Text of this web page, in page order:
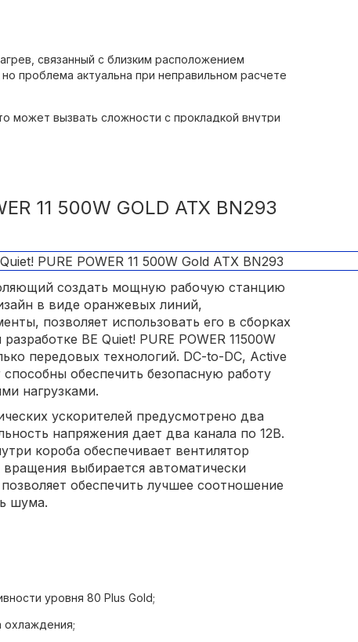
от нагрузки;
энергоэффективность;
связанный с близким расположением
проблема актуальна при неправильном расчете
может вызвать сложности с прокладкой внутри
11 500W GOLD ATX BN293
создать мощную рабочую станцию
в виде оранжевых линий,
позволяет использовать его в сборках
BE Quiet! PURE POWER 11500W
передовых технологий. DC-to-DC, Active
обеспечить безопасную работу
нагрузками.
ускорителей предусмотрено два
напряжения дает два канала по 12В.
короба обеспечивает вентилятор
выбирается автоматически
обеспечить лучшее соотношение
шума.
уровня 80 Plus Gold;
охлаждения;